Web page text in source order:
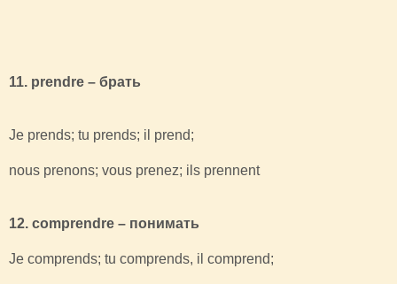
11. prendre – брать
Je prends; tu prends; il prend;
nous prenons; vous prenez; ils prennent
12. comprendre – понимать
Je comprends; tu comprends, il comprend;